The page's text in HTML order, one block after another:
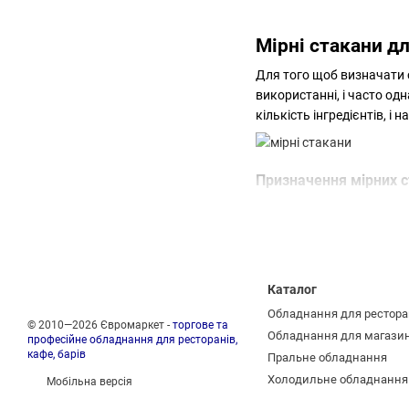
Мірні стакани
Для того щоб визначати
використанні, і часто
кількість інгредієнтів,
Призначення мірних
європейська чашка =
наприклад, з нею
Мірники можуть мати
якого слід звіряти за
У ємностях обсягом 50-
цьому традиційно
об’єм іще менший (20-40
© 2010—2026 Євромаркет - торгове та
професійне обладнання для ресторанів,
кафе, барів
Мобільна версія
Каталог
Обладнання для
Обладнання для
Пральне обладнання
Холодильне обладнання